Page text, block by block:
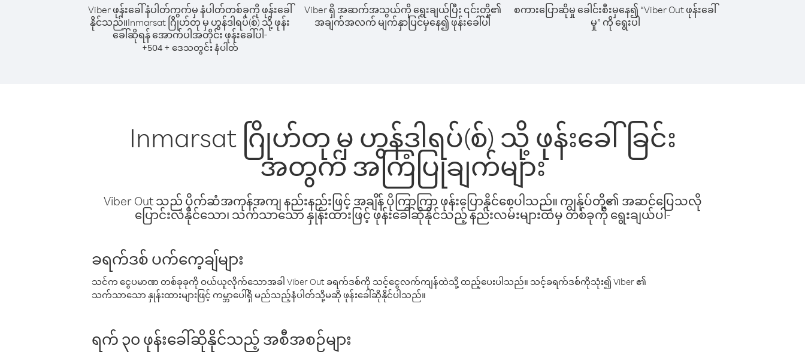
Viber ဖုန်းခေါ်နံပါတ်ကွက်မှ နံပါတ်တစ်ခုကို ဖုန်းခေါ်
နိုင်သည်။Inmarsat ဂြိုဟ်တု မှ ဟွန်ဒါရပ်(စ်) သို့ ဖုန်း
ခေါ်ဆိုရန် အောက်ပါအတိုင်း ဖုန်းခေါ်ပါ-
+504+ ဒေသတွင်း နံပါတ်
Viber ရှိ အဆက်အသွယ်ကို ရွေးချယ်ပြီး ၎င်းတို့၏
အချက်အလက် မျက်နှာပြင်မှနေ၍ ဖုန်းခေါ်ပါ
စကားပြောဆိုမှု ခေါင်းစီးမှနေ၍ “Viber Out ဖုန်းခေါ်
မှု” ကို ရွေးပါ
Inmarsat ဂြိုဟ်တု မှ ဟွန်ဒါရပ်(စ်) သို့ ဖုန်းခေါ်ခြင်း
အတွက် အကြံပြုချက်များ
Viber Out သည် ပိုက်ဆံအကုန်အကျ နည်းနည်းဖြင့် အချိန် ပိုကြာကြာ ဖုန်းပြောနိုင်စေပါသည်။ ကျွန်ုပ်တို့၏ အဆင်ပြေသလို
ပြောင်းလဲနိုင်သော၊ သက်သာသော နှုန်းထားဖြင့် ဖုန်းခေါ်ဆိုနိုင်သည့် နည်းလမ်းများထဲမှ တစ်ခုကို ရွေးချယ်ပါ-
ခရက်ဒစ် ပက်ကေ့ချ်များ
သင်က ငွေပမာဏ တစ်ခုခုကို ဝယ်ယူလိုက်သောအခါ Viber Out ခရက်ဒစ်ကို သင့်ငွေလက်ကျန်ထဲသို့ ထည့်ပေးပါသည်။ သင့်ခရက်ဒစ်ကိုသုံး၍ Viber ၏
သက်သာသော နှုန်းထားများဖြင့် ကမ္ဘာပေါ်ရှိ မည်သည့်နံပါတ်သို့မဆို ဖုန်းခေါ်ဆိုနိုင်ပါသည်။
ရက် ၃၀ ဖုန်းခေါ်ဆိုနိုင်သည့် အစီအစဉ်များ